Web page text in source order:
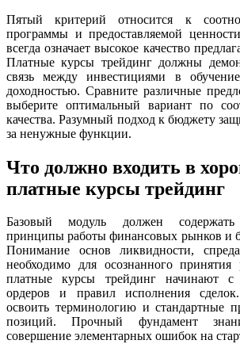
Пятый критерий относится к
программы и предоставляемой
всегда означает высокое качество
Платные курсы трейдинг должны
связь между инвестициями в
доходностью. Сравните различные
выберите оптимальный вариант по
качества. Разумный подход к бюджету
за ненужные функции.
Что должно входить в
платные курсы трейдинг
Базовый модуль должен содержать
принципы работы финансовых рынков и
Понимание основ ликвидности,
необходимо для осознанного
платные курсы трейдинг начинают с
ордеров и правил исполнения
освоить терминологию и стандартные
позиций. Прочный фундамент
совершение элементарных ошибок на